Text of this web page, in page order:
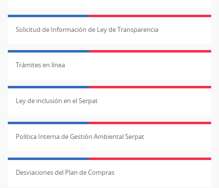
Solicitud de Información de Ley de Transparencia
Trámites en línea
Ley de inclusión en el Serpat
Política Interna de Gestión Ambiental Serpat
Desviaciones del Plan de Compras